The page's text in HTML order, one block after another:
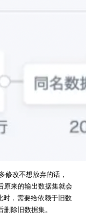
修改不想放弃的话，
原来的输出数据集就会
时，需要给依赖于旧数
除旧数据集。